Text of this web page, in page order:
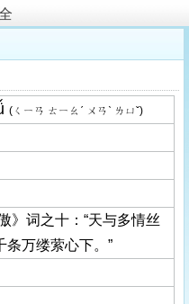
(ㄑㄧㄢ ㄊㄧㄠˊ ㄨㄢˋ ㄌㄩˇ)
》词之十：“天与多情丝
条万缕萦心下。”